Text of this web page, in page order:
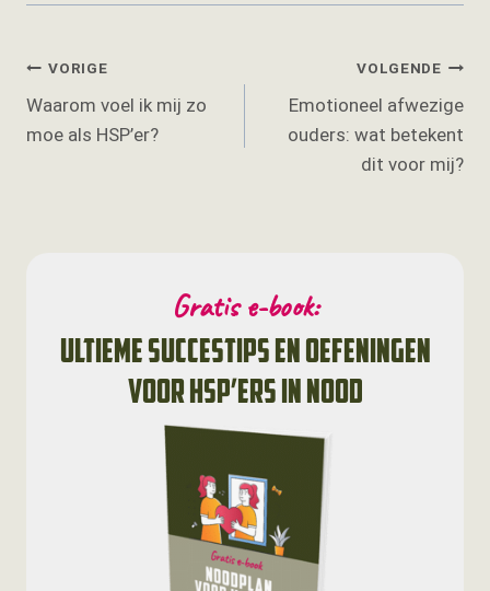
Bericht
navigatie
VORIGE
Waarom voel ik mij zo
moe als HSP’er?
VOLGENDE
Emotioneel afwezige
ouders: wat betekent
dit voor mij?
Gratis e-book:
ultieme succestips en oefeningen
voor HSP’ers in nood